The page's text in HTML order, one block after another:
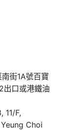
街1A號百寶
出口或港鐵油
11/F,
Choi